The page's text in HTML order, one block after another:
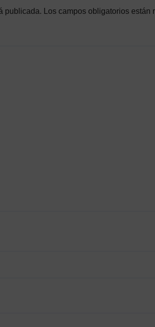
publicada. Los campos obligatorios están